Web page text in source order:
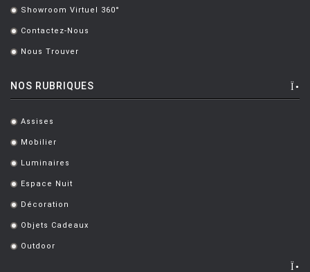
. Showroom Virtuel 360°
. Contactez-Nous
. Nous Trouver
NOS RUBRIQUES
. Assises
. Mobilier
. Luminaires
. Espace Nuit
. Décoration
. Objets Cadeaux
. Outdoor